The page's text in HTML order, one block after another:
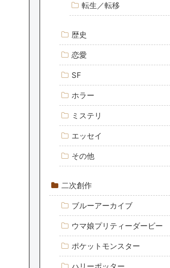
転生／転移
歴史
恋愛
SF
ホラー
ミステリ
エッセイ
その他
二次創作
ブルーアーカイブ
ウマ娘プリティーダービー
ポケットモンスター